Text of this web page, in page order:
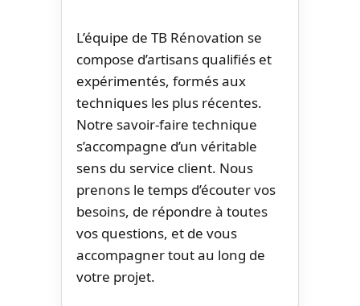
L’équipe de TB Rénovation se
compose d’artisans qualifiés et
expérimentés, formés aux
techniques les plus récentes.
Notre savoir-faire technique
s’accompagne d’un véritable
sens du service client. Nous
prenons le temps d’écouter vos
besoins, de répondre à toutes
vos questions, et de vous
accompagner tout au long de
votre projet.